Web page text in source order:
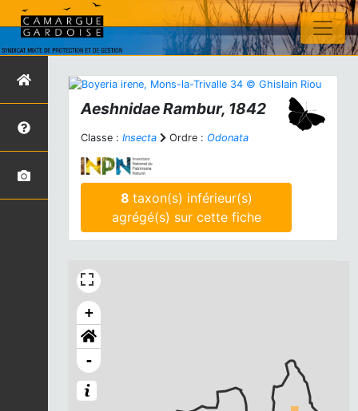
Aeshnidae Rambur, 1842
Classe : Insecta Ordre : Odonata
8 taxon(s) inférieur(s)
agrégé(s) sur cette fiche
+
-